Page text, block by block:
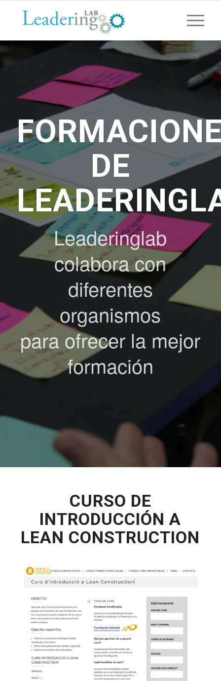
DE
Leaderinglab
colabora con
diferentes
organismos
para ofrecer la mejor
formación
CURSO DE
INTRODUCCIÓN A
LEAN CONSTRUCTION